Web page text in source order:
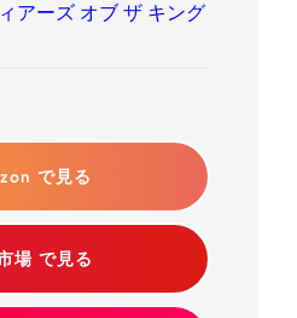
アーズ オブ ザ キング
で見る
場 で見る